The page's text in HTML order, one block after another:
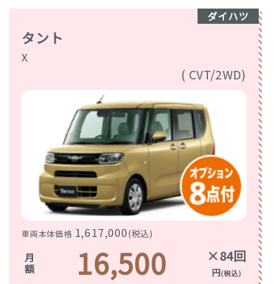
ダイハツ
タント
X
( CVT/2WD)
車両本体価格 1,617,000(税込)
月額 16,500 ×84回
円(税込)